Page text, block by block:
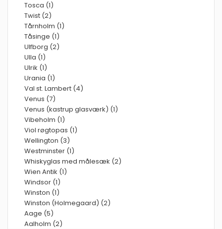
Tosca (1)
Twist (2)
Tårnholm (1)
Tåsinge (1)
Ulfborg (2)
Ulla (1)
Ulrik (1)
Urania (1)
Val st. Lambert (4)
Venus (7)
Venus (kastrup glasværk) (1)
Vibeholm (1)
Viol røgtopas (1)
Wellington (3)
Westminster (1)
Whiskyglas med målesæk (2)
Wien Antik (1)
Windsor (1)
Winston (1)
Winston (Holmegaard) (2)
Aage (5)
Aalholm (2)